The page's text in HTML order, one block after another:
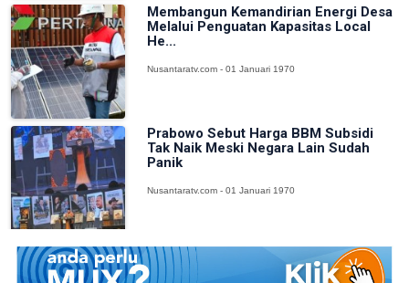
Membangun Kemandirian Energi Desa
Melalui Penguatan Kapasitas Local
He...
Nusantaratv.com - 01 Januari 1970
Prabowo Sebut Harga BBM Subsidi
Tak Naik Meski Negara Lain Sudah
Panik
Nusantaratv.com - 01 Januari 1970